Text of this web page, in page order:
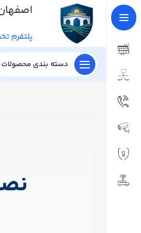
پلتفرم
دسته بندی محصولات